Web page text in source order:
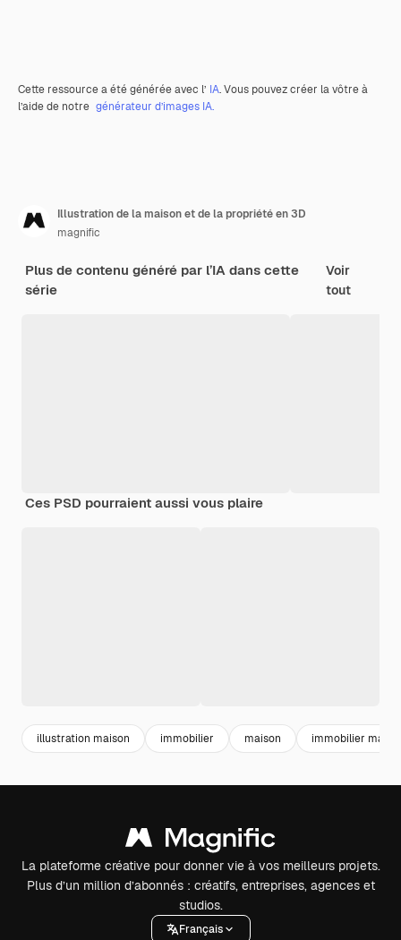
Cette ressource a été générée avec l’ IA. Vous pouvez créer la vôtre à
l’aide de notre générateur d’images IA.
Illustration de la maison et de la propriété en 3D
magnific
Plus de contenu généré par l’IA dans cette
série
Voir
tout
Ces PSD pourraient aussi vous plaire
illustration maison immobilier maison immobilier
La plateforme créative pour donner vie à vos meilleurs projets.
Plus d’un million d’abonnés : créatifs, entreprises, agences et
studios.
Français